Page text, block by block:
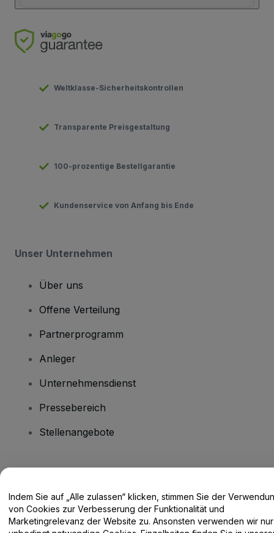
Weltklasse-Sicherheitskontrollen
Transparente Preisgestaltung
100-prozentige Bestellgarantie
Kundenservice von Anfang bis Ende
Unser Unternehmen
Über uns
Offene Verteilung
Partnerprogramm
Anleger
Unternehmensdienst
Pressebereich
Stellenangebote
Hilfe-Center / Kontakt
Indem Sie auf „Alle zulassen“ klicken, stimmen Sie der
von Cookies zur Verbesserung der Funktionalität und
Marketingrelevanz der Website zu. Ansonsten verwenden wir nur